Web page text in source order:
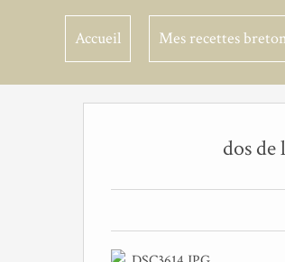
Accueil Mes recettes
dos